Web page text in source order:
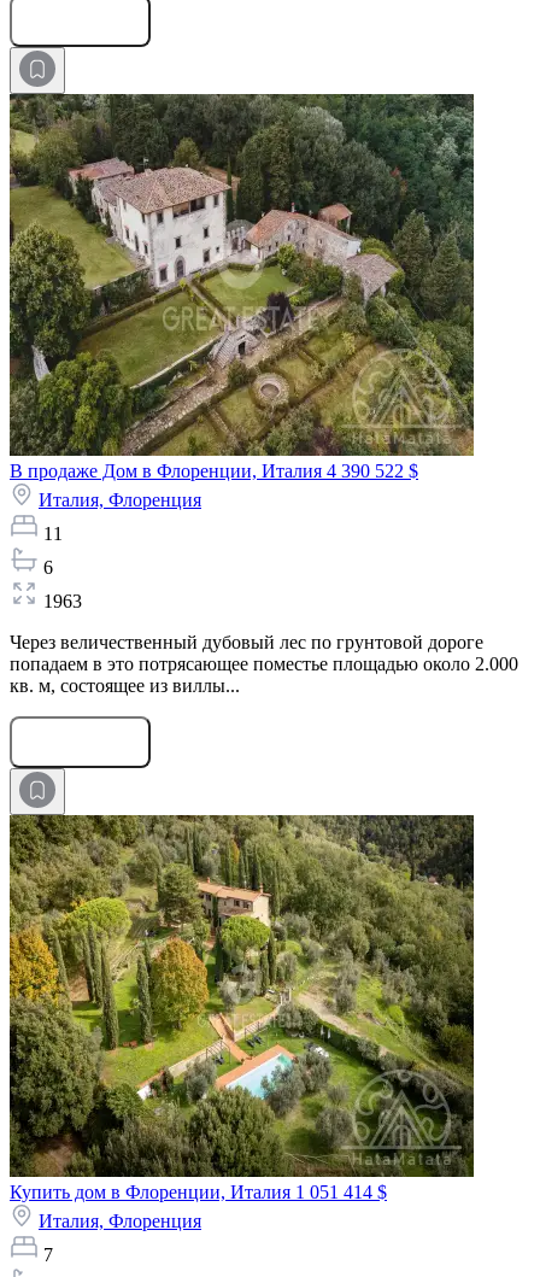
В продаже Дом в Флоренции, Италия 4 390 522 $
Италия, Флоренция
11
6
1963
Через величественный дубовый лес по грунтовой дороге
попадаем в это потрясающее поместье площадью около 2.000
кв. м, состоящее из виллы...
Купить дом в Флоренции, Италия 1 051 414 $
Италия, Флоренция
7